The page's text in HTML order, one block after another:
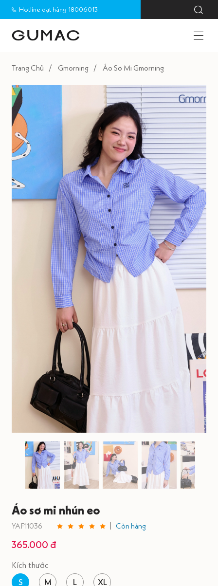
Hotline đặt hàng 18006013
Trang Chủ Gmorning Áo Sơ Mi Gmorning
Áo sơ mi nhún eo
YAF11036 Còn hàng
365.000 đ
Kích thước
S
M L XL